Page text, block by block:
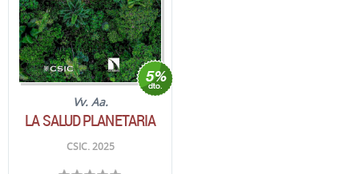
Vv. Aa.
LA SALUD PLANETARIA
CSIC. 2025